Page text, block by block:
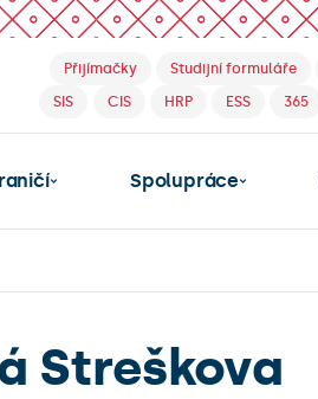
Přijímačky Studijní formuláře
SIS
CIS HRP ESS 365
Spolupráce
Streškova